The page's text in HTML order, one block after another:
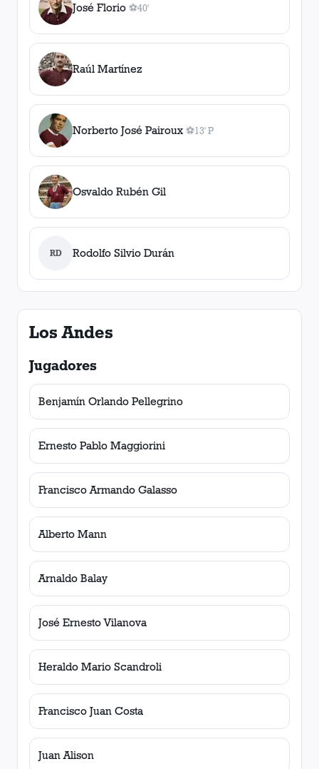
José Florio ⚽
1gol
40'
Raúl Martínez
Norberto José Pairoux ⚽
1gol , 13' P
13' P
Osvaldo Rubén Gil
RD Rodolfo Silvio Durán
Los Andes
Jugadores
Benjamín Orlando Pellegrino
Ernesto Pablo Maggiorini
Francisco Armando Galasso
Alberto Mann
Arnaldo Balay
José Ernesto Vilanova
Heraldo Mario Scandroli
Francisco Juan Costa
Juan Alison